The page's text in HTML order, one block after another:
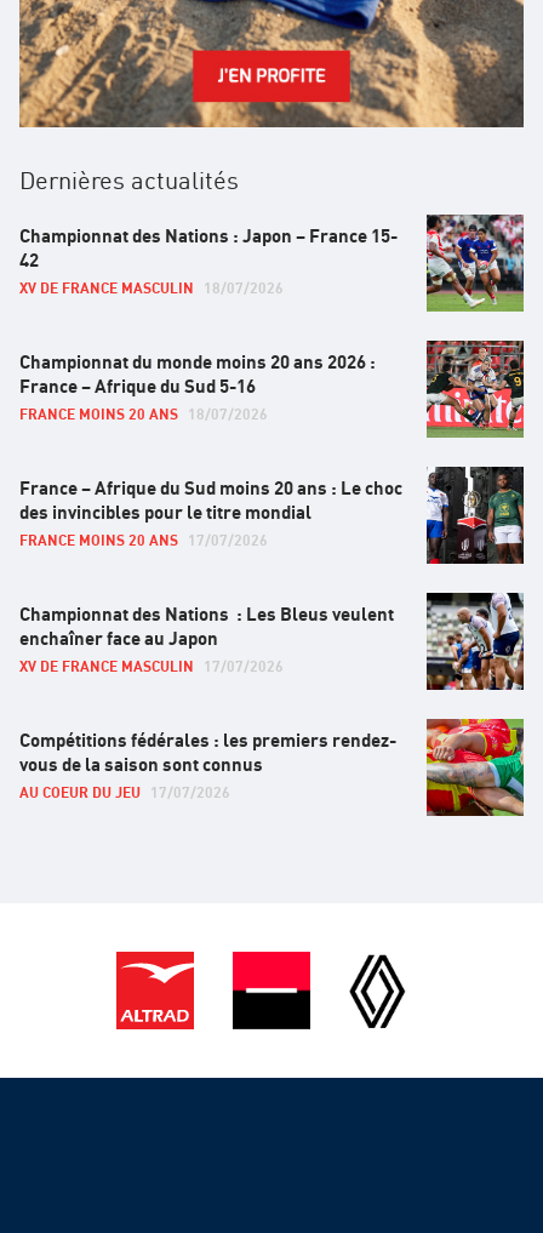
Dernières actualités
Championnat des Nations : Japon – France 15-
42
XV DE FRANCE MASCULIN 18/07/2026
Championnat du monde moins 20 ans 2026 :
France – Afrique du Sud 5-16
FRANCE MOINS 20 ANS 18/07/2026
France – Afrique du Sud moins 20 ans : Le choc
des invincibles pour le titre mondial
FRANCE MOINS 20 ANS 17/07/2026
Championnat des Nations : Les Bleus veulent
enchaîner face au Japon
XV DE FRANCE MASCULIN 17/07/2026
Compétitions fédérales : les premiers rendez-
vous de la saison sont connus
AU COEUR DU JEU 17/07/2026